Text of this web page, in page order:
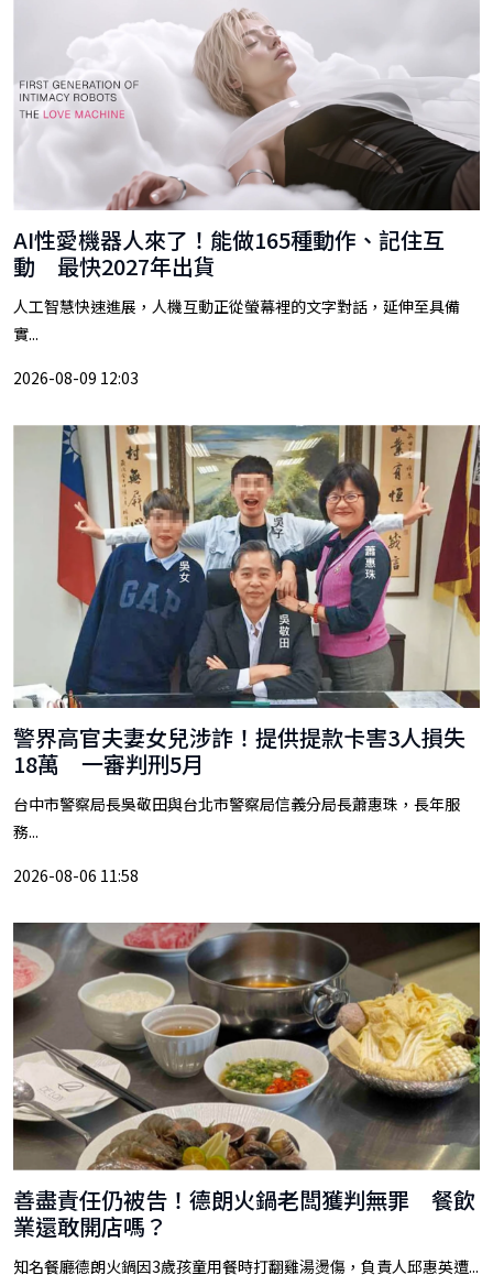
AI性愛機器人來了！能做165種動作、記住互
動 最快2027年出貨
人工智慧快速進展，人機互動正從螢幕裡的文字對話，延伸至具備
實...
2026-08-09 12:03
警界高官夫妻女兒涉詐！提供提款卡害3人損失
18萬 一審判刑5月
台中市警察局長吳敬田與台北市警察局信義分局長蕭惠珠，長年服
務...
2026-08-06 11:58
善盡責任仍被告！德朗火鍋老闆獲判無罪 餐飲
業還敢開店嗎？
知名餐廳德朗火鍋因3歲孩童用餐時打翻雞湯燙傷，負責人邱惠英遭...